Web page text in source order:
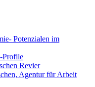
Potenzialen im
Profile
Revier
Agentur für Arbeit